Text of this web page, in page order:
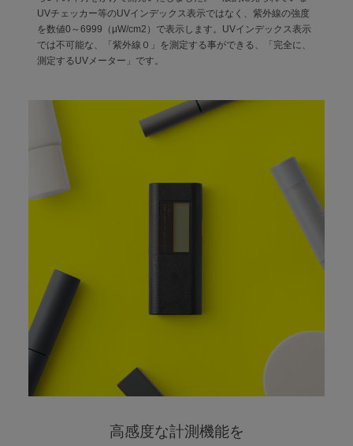
ご利用ガイド
お届けについて
お支払いについて
交換・返品
ギフト用ラッピング
よくあるご質問・お問い合わせ
アカウント
UVチェッカー等のUVインデックス表示ではなく、紫外線の強度
を数値0～6999（μW/cm2）で表示します。UVインデックス表示
では不可能な、「紫外線０」を測定する事ができる、「完全に、
測定するUVメーター」です。
高感度な計測機能を